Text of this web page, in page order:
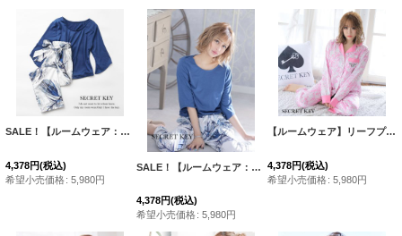
SALE！【ルームウェア：セットアップ】ネイビーリーフ柄セットアップ ”ファッション雑誌SHeコラボ” [HC02]
4,378円(税込)
希望小売価格: 5,980円
SALE！【ルームウェア：セットアップ】ネイビーリーフ柄セットアップ ”ファッション雑誌SHeコラボ” [HC02]
4,378円(税込)
希望小売価格: 5,980円
【ルームウェア】リーフプリントサテンシャツパジャマ [HC02]
4,378円(税込)
希望小売価格: 5,980円